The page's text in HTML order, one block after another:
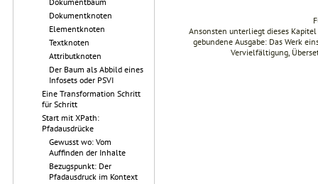
Dokumentknoten
Elementknoten
Textknoten
Attributknoten
Der Baum als Abbild eines
Infosets oder PSVI
Eine Transformation Schritt
für Schritt
Start mit XPath:
Pfadausdrücke
Gewusst wo: Vom
Auffinden der Inhalte
Bezugspunkt: Der
Pfadausdruck im Kontext
Ansonsten unterliegt dieses
gebundene Ausgabe: Das Werk
Vervielfältigung,